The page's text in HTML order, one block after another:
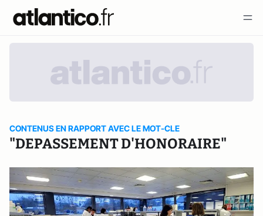
CONTENUS EN RAPPORT AVEC LE MOT-CLE
"DEPASSEMENT D'HONORAIRE"